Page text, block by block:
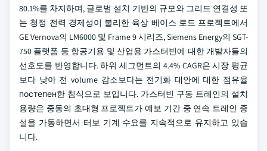
80.1%를 차지하며, 글로벌 설치 기반의 규모와 그리드 연결성 또
는 청정 전력 경제성이 불리한 육상 베이스 로드 프로젝트에서
GE Vernova의 LM6000 및 Frame 9 시리즈, Siemens Energy의 SGT-
750 플랫폼 등 항공기용 및 산업용 가스터빈에 대한 개발자들의
선호도를 반영합니다. 하위 세그먼트의 4.4% CAGR은 시장 평균
보다 낮아 전 volume 감소보다는 전기화 대안에 대한 점유율
постепен한 침식으로 보입니다. 가스터빈 구동 트레인의 설치
용량은 중동의 초대형 프로젝트가 예보 기간 중 연속 트레인 증
설을 가동하면서 터보 기계 수요를 지속적으로 유지하고 있습
니다.